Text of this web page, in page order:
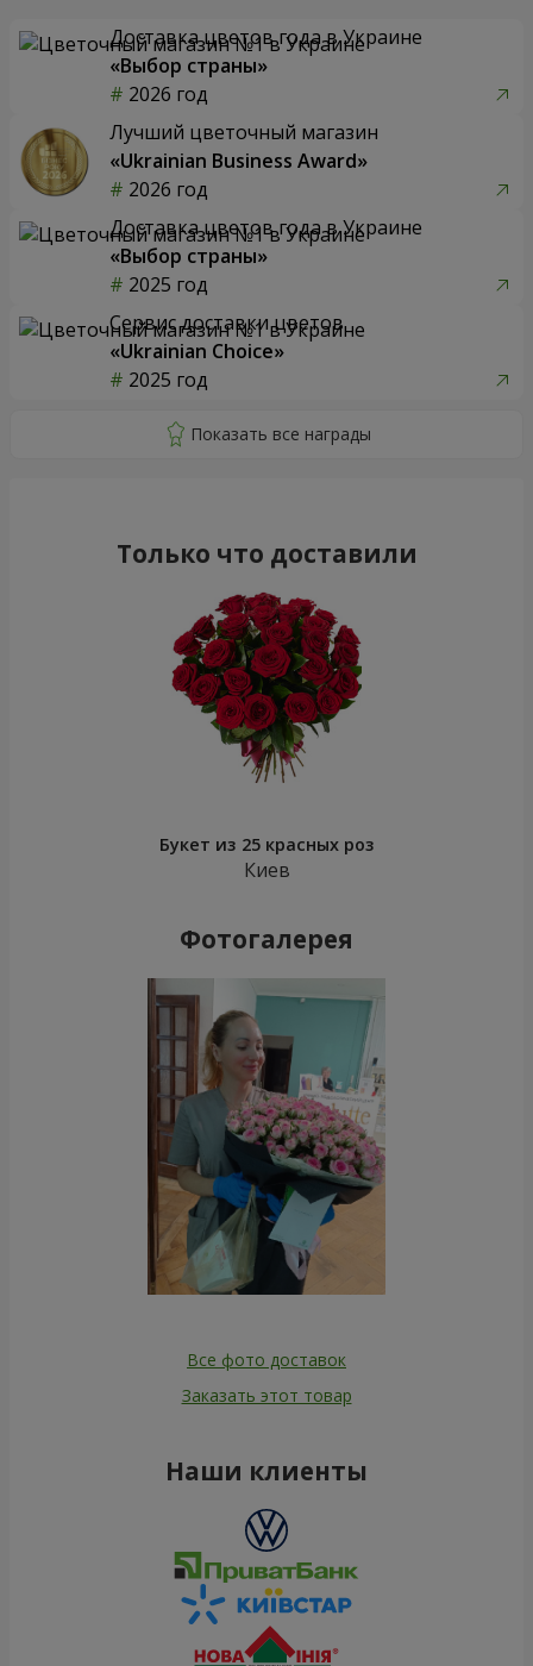
Доставка цветов года в Украине
«Выбор страны»
2026 год
Лучший цветочный магазин
«Ukrainian Business Award»
2026 год
Доставка цветов года в Украине
«Выбор страны»
2025 год
Сервис доставки цветов
«Ukrainian Choice»
2025 год
Только что доставили
Букет из 25 красных роз
Киев
Фотогалерея
Все фото доставок
Заказать этот товар
Наши клиенты